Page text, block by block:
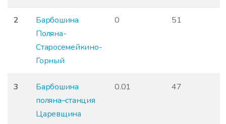
2
Барбошина
Поляна-
Старосемейкино-
Горный
0 51
3
Барбошина
поляна–станция
Царевщина
0.01 47